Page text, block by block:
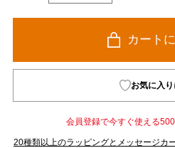
カート
お気に入
会員登録で今すぐ使える
20種類以上のラッピングとメッセージカ